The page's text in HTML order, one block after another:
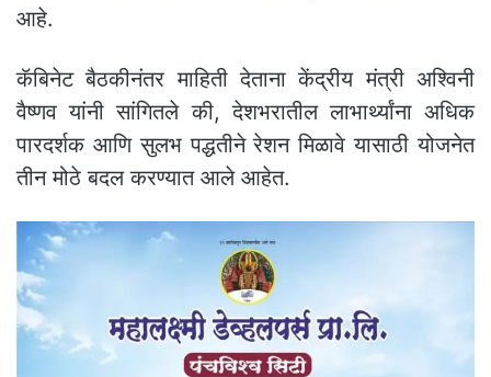
आहे.
कॅबिनेट बैठकीनंतर माहिती देताना केंद्रीय मंत्री अश्विनी
वैष्णव यांनी सांगितले की, देशभरातील लाभार्थ्यांना अधिक
पारदर्शक आणि सुलभ पद्धतीने रेशन मिळावे यासाठी योजनेत
तीन मोठे बदल करण्यात आले आहेत.